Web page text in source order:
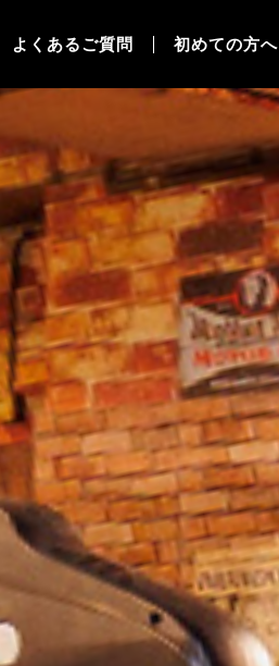
よくあるご質問 初めての方へ